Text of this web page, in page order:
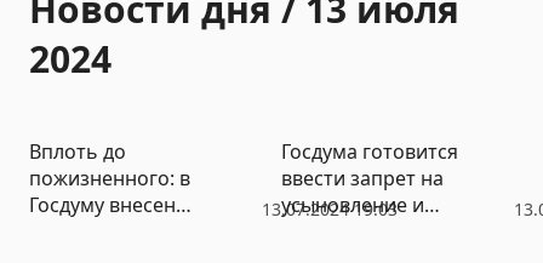
2024
13.07.2024 19:03
Вплоть до
пожизненного: в
Госдуму внесен
Госдума готовится
ввести запрет на
усыновление и